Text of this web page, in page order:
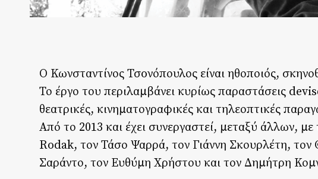
Ο Κωνσταντίνος Τσoνόπουλος είναι ηθοποιός,
Το έργο του περιλαμβάνει κυρίως παραστάσεις
θεατρικές, κινηματογραφικές και τηλεοπτικές
Από το 2013 και έχει συνεργαστεί, μεταξύ άλλων,
Rodak, τον Τάσο Ψαρρά, τον Γιάννη Σκουρλέτη,
Σαράντο, τον Ευθύμη Χρήστου και τον Δημήτρη